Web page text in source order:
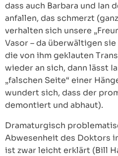
dass auch Barbara und Ian
anfallen, das schmerzt
verhalten sich unsere
Vasor – da überwältigen
die von ihm geklauten
wieder an sich, dann lässt
„falschen Seite“ einer
wundert sich, dass der
demontiert und abhaut).
Dramaturgisch
Abwesenheit des Doktors
ist zwar leicht erklärt (Bill